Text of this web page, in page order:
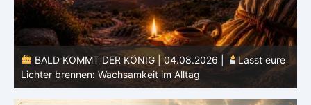
BALD KOMMT DER KÖNIG | 03.08.2026 |
Ein reines
Herz: Heiligung beginnt im Inneren